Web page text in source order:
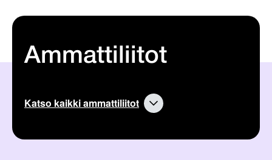
Ammattiliitot
Katso kaikki ammattiliitot